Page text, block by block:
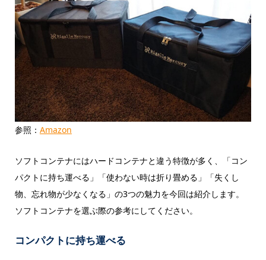
参照： Amazon
ソフトコンテナにはハードコンテナと違う特徴が多く、「コン
パクトに持ち運べる」「使わない時は折り畳める」「失くし
物、忘れ物が少なくなる」の3つの魅力を今回は紹介します。
ソフトコンテナを選ぶ際の参考にしてください。
コンパクトに持ち運べる